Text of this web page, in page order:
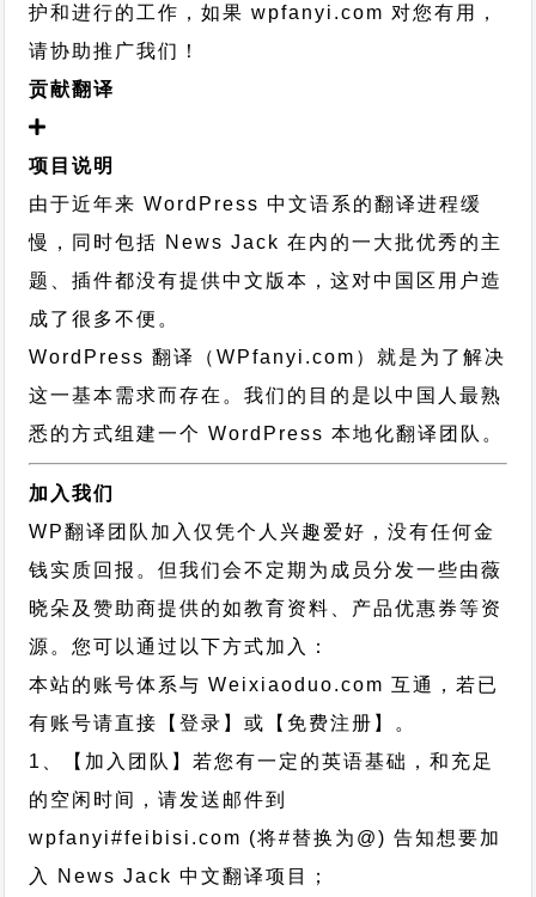
护和进行的工作，如果 wpfanyi.com 对您有用，
请协助推广我们！
贡献翻译
项目说明
由于近年来 WordPress 中文语系的翻译进程缓
慢，同时包括 News Jack 在内的一大批优秀的主
题、插件都没有提供中文版本，这对中国区用户造
成了很多不便。
WordPress 翻译（WPfanyi.com） 就是为了解决
这一基本需求而存在。我们的目的是以中国人最熟
悉的方式组建一个 WordPress 本地化翻译团队。
加入我们
WP翻译团队加入仅凭个人兴趣爱好，没有任何金
钱实质回报。但我们会不定期为成员分发一些由薇
晓朵及赞助商提供的如教育资料、产品优惠券等资
源。您可以通过以下方式加入：
本站的账号体系与Weixiaoduo.com 互通，若已
有账号请直接【登录】或【免费注册】。
1、【加入团队】若您有一定的英语基础，和充足
的空闲时间，请发送邮件到
wpfanyi#feibisi.com (将#替换为@) 告知想要加
入 News Jack 中文翻译项目；